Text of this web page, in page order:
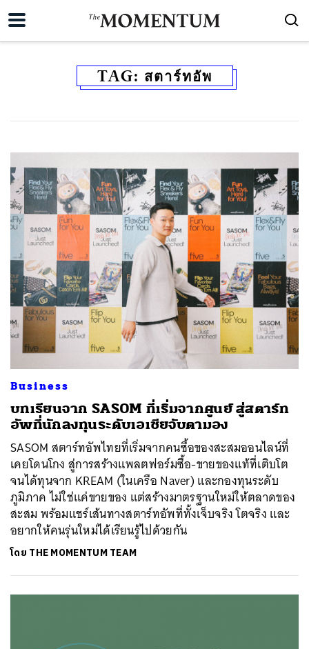
TAG: สตาร์ทอัพ
Business
บทเรียนจาก SASOM ที่เริ่มจากศูนย์ สู่สตาร์ท
อัพที่นักลงทุนระดับเอเชียจับตามอง
SASOM สตาร์ทอัพไทยที่เริ่มจากคนซื้อของสะสมออนไลน์ที่
เคยโดนโกง สู่การสร้างแพลตฟอร์มซื้อ-ขายของแท้ที่เติบโต
จนได้ทุนจาก KREAM (ในเครือ Naver) และกองทุนระดับ
ภูมิภาค ไม่ใช่แค่ขายของ แต่สร้างมาตรฐานใหม่ให้ตลาดของ
สะสม พร้อมแชร์เส้นทางสตาร์ทอัพที่ทั้งเจ็บจริง โตจริง และ
อยากให้คนรุ่นใหม่ได้เรียนรู้ไปด้วยกัน
โดย THE MOMENTUM TEAM